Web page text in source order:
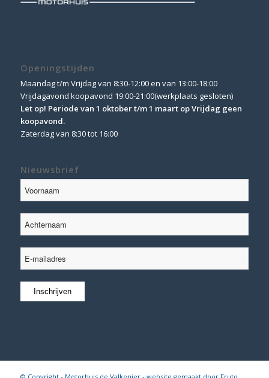
Openingstijden
Maandag t/m Vrijdag van 8:30-12:00 en van 13:00-18:00
Vrijdagavond koopavond 19:00-21:00(werkplaats gesloten)
Let op! Periode van 1 oktober t/m 1 maart op Vrijdag geen
koopavond.
Zaterdag van 8:30 tot 16:00
Nieuwsbrief